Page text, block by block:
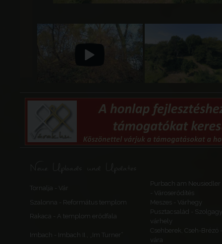
Neue Uploads und Updates
Tornalja - Vár
Purbach am Neusiedler
- Városerődítés
Szalonna - Református templom
Meszes - Várhegy
Rakaca - A templom erődfala
Pusztacsalád -
várhely
Imbach - Imbach II., „Im Turner”
Csehberek, Cseh-Brézó
vára